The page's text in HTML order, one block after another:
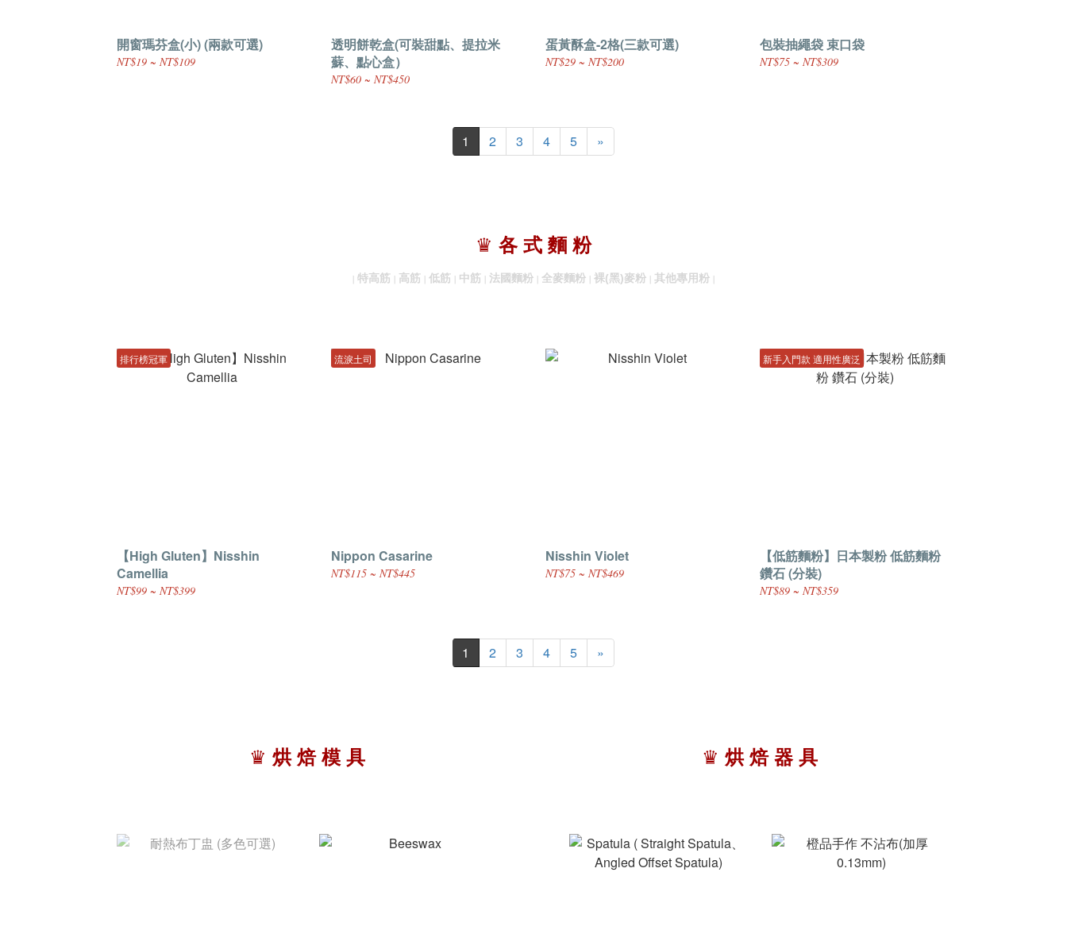
開窗瑪芬盒(小) (兩款可選)
NT$19 ~ NT$109
透明餅乾盒(可裝甜點、提拉米
蘇、點心盒）
NT$60 ~ NT$450
蛋黃酥盒-2格(三款可選)
NT$29 ~ NT$200
包裝抽繩袋 束口袋
NT$75 ~ NT$309
1 2 3 4 5 »
♛ 各 式 麵 粉
特高筋 高筋 低筋 中筋 法國麵粉 全麥麵粉 裸(黑)麥粉 其他專用粉
排行榜冠軍
【High Gluten】Nisshin
Camellia
NT$99 ~ NT$399
流淚土司
Nippon Casarine
NT$115 ~ NT$445
Nisshin Violet
NT$75 ~ NT$469
新手入門款 適用性廣泛
【低筋麵粉】日本製粉 低筋麵粉
鑽石 (分裝)
NT$89 ~ NT$359
1 2 3 4 5 »
♛ 烘 焙 模 具 ♛ 烘 焙 器 具